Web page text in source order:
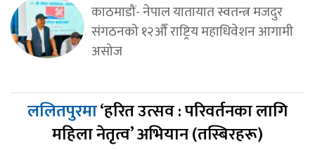
काठमाडौं- नेपाल यातायात स्वतन्त्र मजदुर
संगठनको १२औँ राष्ट्रिय महाधिवेशन आगामी
असोज
ललितपुरमा‘हरित उत्सव : परिवर्तनका लागि
महिला नेतृत्व’ अभियान (तस्बिरहरू)